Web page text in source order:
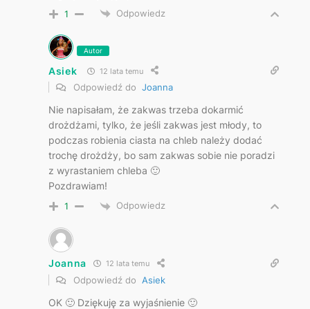
1 Odpowiedz
Autor
Asiek 12 lata temu
Odpowiedź do Joanna
Nie napisałam, że zakwas trzeba dokarmić
drożdżami, tylko, że jeśli zakwas jest młody, to
podczas robienia ciasta na chleb należy dodać
trochę drożdży, bo sam zakwas sobie nie poradzi
z wyrastaniem chleba 🙂
Pozdrawiam!
1 Odpowiedz
Joanna 12 lata temu
Odpowiedź do Asiek
OK 🙂 Dziękuję za wyjaśnienie 🙂